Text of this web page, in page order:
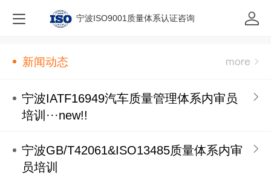
宁波ISO9001质量体系认证咨询
新闻动态
宁波IATF16949汽车质量管理体系内审员
培训···new!!
宁波GB/T42061&ISO13485质量体系内审
员培训